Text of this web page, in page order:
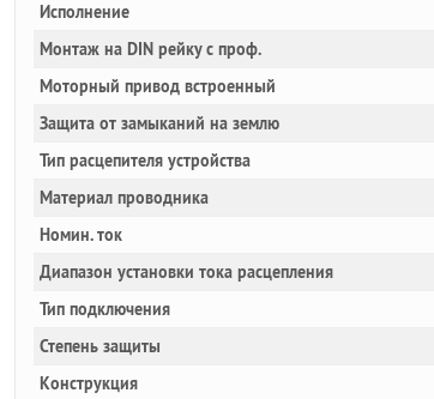
Исполнение
Монтаж на DIN рейку с проф.
Моторный привод встроенный
Защита от замыканий на землю
Тип расцепителя устройства
Материал проводника
Номин. ток
Диапазон установки тока расцепления
Тип подключения
Степень защиты
Конструкция